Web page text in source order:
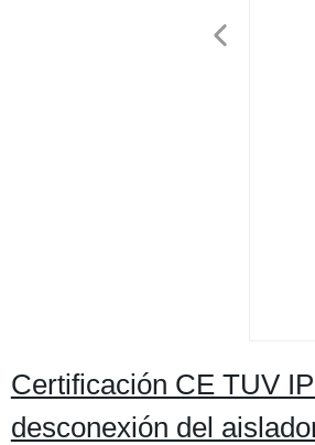
Certificación CE TUV
desconexión del